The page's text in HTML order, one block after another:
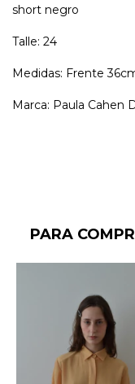
short negro
Talle: 24
Medidas: Frente
Marca: Paula Cahen
PARA